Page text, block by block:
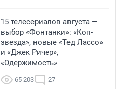
15 телесериалов августа —
выбор «Фонтанки»: «Коп-
звезда», новые «Тед Лассо»
и «Джек Ричер»,
«Одержимость»
65 203 27